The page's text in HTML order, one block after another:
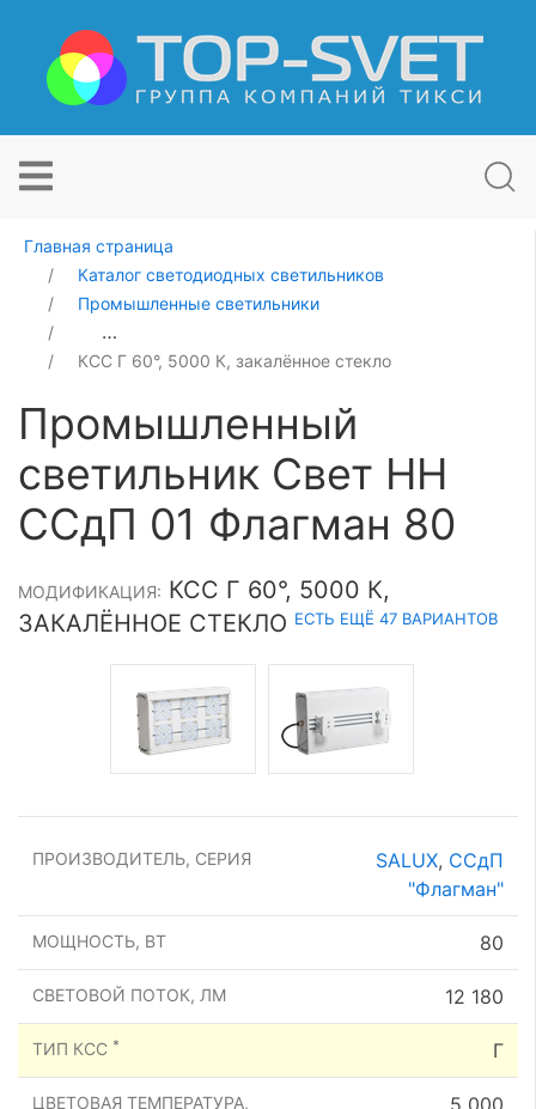
Главная страница
Каталог светодиодных светильников
Промышленные светильники
Промышленный светильник Свет НН ССдП 01
КСС Г 60°, 5000 К, закалённое стекло
Промышленный
светильник Свет НН
ССдП 01 Флагман 80
МОДИФИКАЦИЯ: КСС Г 60°, 5000 К,
ЗАКАЛЁННОЕ СТЕКЛО ЕСТЬ ЕЩЁ 47 ВАРИАНТОВ
ПРОИЗВОДИТЕЛЬ, СЕРИЯ SALUX, ССдП
"Флагман"
МОЩНОСТЬ, ВТ 80
СВЕТОВОЙ ПОТОК, ЛМ 12 180
ТИП КСС * Г
ЦВЕТОВАЯ ТЕМПЕРАТУРА,
5 000